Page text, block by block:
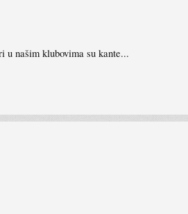
našim klubovima su kante...